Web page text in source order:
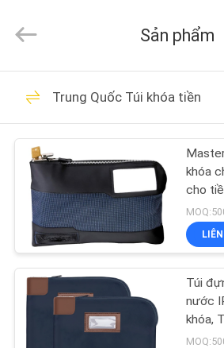
TRANG
CHỦ
CÁC
SẢN
PHẨM
VỀ
CHÚNG
Limited.
Developed
Vỏ cứng EVA
Hộp lưu trữ
Sản phẩm
Trung Quốc Túi khóa tiền
khóa
cho
inch.
Túi
nước
khóa,
Túi gửi